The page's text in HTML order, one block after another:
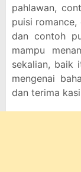
pahlawan,
puisi
dan contoh
mampu
sekalian, baik
mengenai
dan terima